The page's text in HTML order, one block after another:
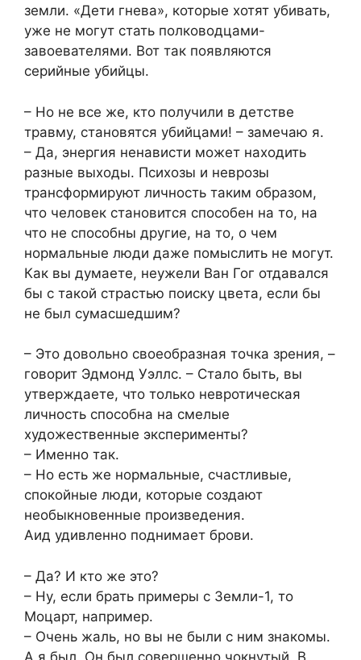
земли. «Дети гнева», которые хотят убивать,
уже не могут стать полководцами-
завоевателями. Вот так появляются
серийные убийцы.
– Но не все же, кто получили в детстве
травму, становятся убийцами! – замечаю я.
– Да, энергия ненависти может находить
разные выходы. Психозы и неврозы
трансформируют личность таким образом,
что человек становится способен на то, на
что не способны другие, на то, о чем
нормальные люди даже помыслить не могут.
Как вы думаете, неужели Ван Гог отдавался
бы с такой страстью поиску цвета, если бы
не был сумасшедшим?
– Это довольно своеобразная точка зрения, –
говорит Эдмонд Уэллс. – Стало быть, вы
утверждаете, что только невротическая
личность способна на смелые
художественные эксперименты?
– Именно так.
– Но есть же нормальные, счастливые,
спокойные люди, которые создают
необыкновенные произведения.
Аид удивленно поднимает брови.
– Да? И кто же это?
– Ну, если брать примеры с Земли-1, то
Моцарт, например.
– Очень жаль, но вы не были с ним знакомы.
А я был. Он был совершенно чокнутый. В